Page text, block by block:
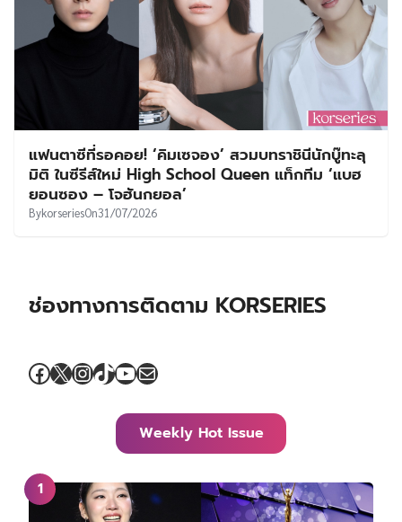
แฟนตาซีที่รอคอย! ‘คิมเซจอง’ สวมบทราชินีนักบู๊ทะลุ
มิติ ในซีรีส์ใหม่ High School Queen แท็กทีม ‘แบฮ
ยอนซอง – โจฮันกยอล’
BykorseriesOn31/07/2026
ช่องทางการติดตาม KORSERIES
Facebook
X Instagram
TikTok
YouTube
Mail
Weekly Hot Issue